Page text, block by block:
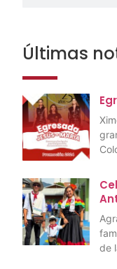
Últimas
de